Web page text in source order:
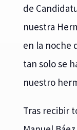
de
nuestra
en la noche
tan solo se
nuestro
Tras recibir